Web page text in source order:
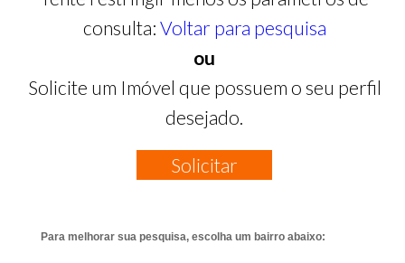
consulta: Voltar para pesquisa
ou
Solicite um Imóvel que possuem o seu perfil
desejado.
Solicitar
Para melhorar sua pesquisa, escolha um bairro abaixo: